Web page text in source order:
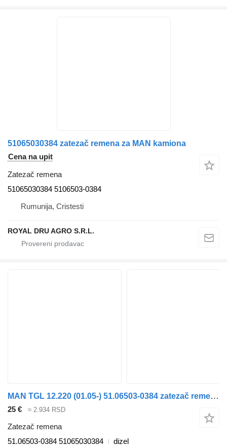
51065030384 zatezač remena za MAN kamiona
Cena na upit
Zatezač remena
51065030384 5106503-0384
Rumunija, Cristesti
ROYAL DRU AGRO S.R.L.
MAN TGL 12.220 (01.05-) 51.06503-0384 zatezač remena za MAN TGL, TGM, TGS, TGX (2005-2021) tegljača
25 € ≈ 2.934 RSD
Zatezač remena
51.06503-0384 51065030384
dizel